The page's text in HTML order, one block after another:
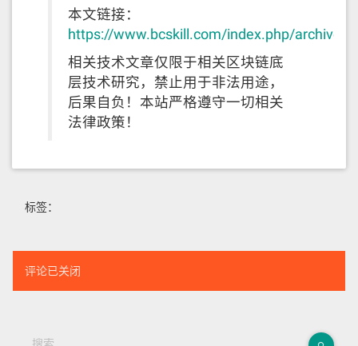
本文链接：
https://www.bcskill.com/index.php/archives/
相关技术文章仅限于相关区块链底
层技术研究，禁止用于非法用途，
后果自负！本站严格遵守一切相关
法律政策！
标签：
评论已关闭